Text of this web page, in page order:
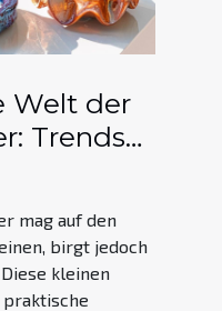
Welt der
Trends
mag auf den
birgt jedoch
kleinen